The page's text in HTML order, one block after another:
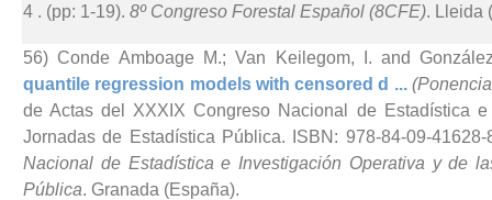
4 . (pp: 1-19). 8º Congreso Forestal Español (8CFE). Lleida
56) Conde Amboage M.; Van Keilegom, I. and
quantile regression models with censored d ...
de Actas del XXXIX Congreso Nacional de Estadística
Jornadas de Estadística Pública. ISBN: 978-84-09-
Nacional de Estadística e Investigación Operativa y de
Pública. Granada (España).